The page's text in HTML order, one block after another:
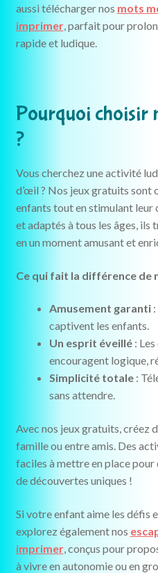
aussi télécharger nos mots
imprimer, parfait pour
rapide et ludique.
Pourquoi choisir
?
Vous cherchez une activité
d’œil ? Nos jeux gratuits sont
enfants tout en stimulant leur
et adaptés à tous les âges,
en un moment amusant et
Ce qui fait la différence de
Amusement garanti:
captivent les enfants.
Un esprit éveillé: Les
encouragent logique,
Simplicité totale:
sans attendre.
Avec nos jeux gratuits, créez
famille ou entre amis. Des
faciles à mettre en place
de découvertes uniques !
Si votre enfant aime les défis
explorez également nos
imprimer, conçus pour
à vivre en autonomie ou en